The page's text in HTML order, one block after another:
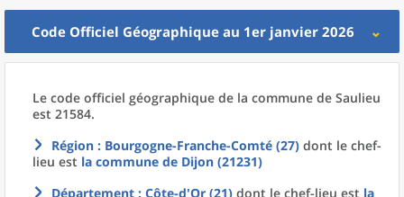
Code Officiel Géographique au 1er janvier 2026
Le code officiel géographique de la commune de Saulieu
est 21584.
Région : Bourgogne-Franche-Comté (27) dont le chef-
lieu est la commune de Dijon (21231)
Département : Côte-d'Or (21) dont le chef-lieu est la